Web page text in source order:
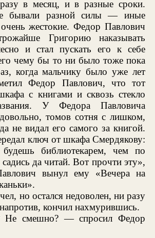
в месяц, и в разные сроки.
бывали разной силы — иные
жестокие. Федор Павлович
Григорию наказывать
и стал пускать его к себе
чему бы то ни было тоже пока
когда мальчику было уже лет
Федор Павлович, что тот
с книгами и сквозь стекло
У Федора Павловича
томов сотня с лишком,
не видал его самого за книгой.
ключ от шкафа Смердякову:
библиотекарем, чем по
да читай. Вот прочти эту»,
вынул ему «Вечера на
но остался недоволен, ни разу
кончил нахмурившись.
смешно? — спросил Федор